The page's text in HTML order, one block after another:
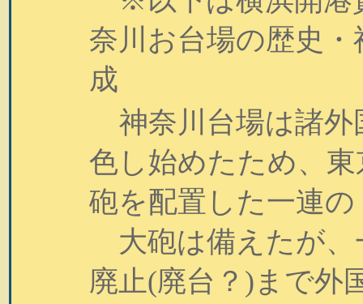
奈川お台場の歴史
成
神奈川台場は諸
色し始めたため、
砲を配置した一連
大砲は備えたが、
廃止(廃台？)まで外